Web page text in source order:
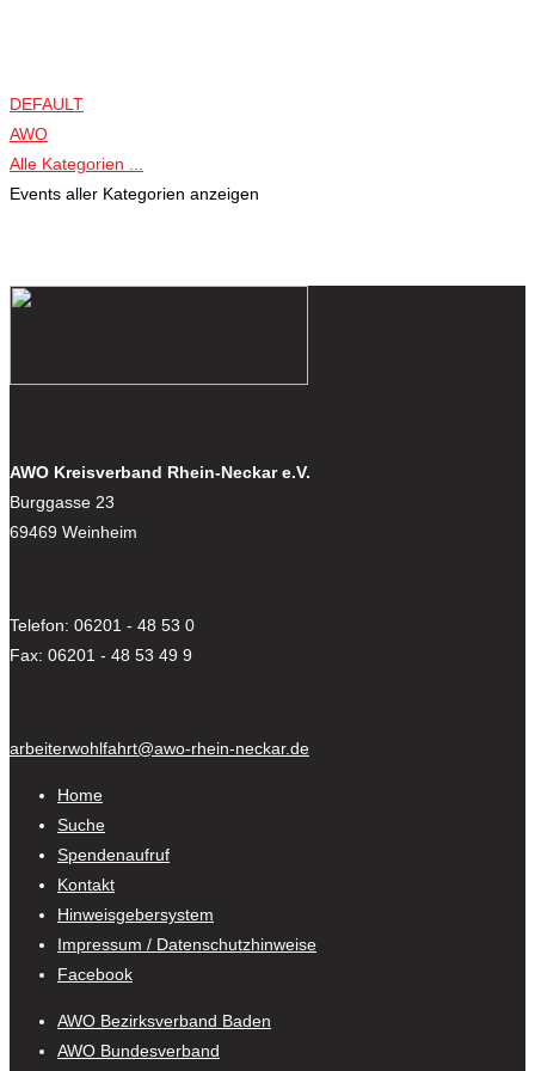
DEFAULT
AWO
Alle Kategorien ...
Events aller Kategorien anzeigen
AWO Kreisverband Rhein-Neckar e.V.
Burggasse 23
69469 Weinheim
Telefon: 06201 - 48 53 0
Fax: 06201 - 48 53 49 9
arbeiterwohlfahrt@awo-rhein-neckar.de
Home
Suche
Spendenaufruf
Kontakt
Hinweisgebersystem
Impressum / Datenschutzhinweise
Facebook
AWO Bezirksverband Baden
AWO Bundesverband